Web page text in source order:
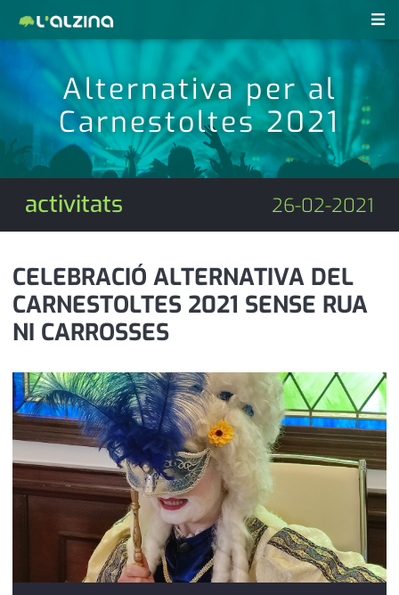
notícies
últimes notícies
activitats
agenda
empresa
entrevista
esports
medi ambient
opinió
política
promo serveis
reportatge
revistes pdf
anunciants
contacte
farmàcies
telèfons
calendari
Alternativa per al
Carnestoltes 2021
activitats 26-02-2021
CELEBRACIÓ ALTERNATIVA DEL
CARNESTOLTES 2021 SENSE RUA
NI CARROSSES